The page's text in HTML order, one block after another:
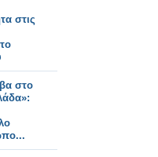
στις
στο